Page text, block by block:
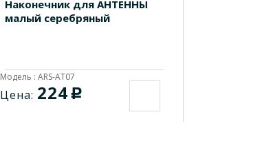
Наконечник для АНТЕННЫ
малый серебряный
Цена: 224 c
Модель : ARS-AT07